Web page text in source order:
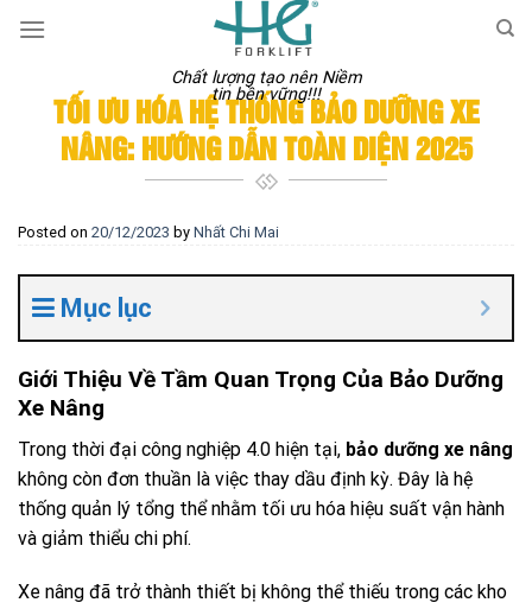
Chất lượng tạo nên Niềm
tin bền vững!!!
TỐI ƯU HÓA HỆ THỐNG BẢO DƯỠNG XE
NÂNG: HƯỚNG DẪN TOÀN DIỆN 2025
Posted on 20/12/2023 by Nhất Chi Mai
Mục lục
Giới Thiệu Về Tầm Quan Trọng Của Bảo Dưỡng
Xe Nâng
Trong thời đại công nghiệp 4.0 hiện tại, bảo dưỡng xe nâng
không còn đơn thuần là việc thay dầu định kỳ. Đây là hệ
thống quản lý tổng thể nhằm tối ưu hóa hiệu suất vận hành
và giảm thiểu chi phí.
Xe nâng đã trở thành thiết bị không thể thiếu trong các kho